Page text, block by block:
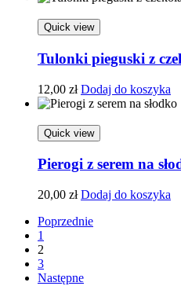
Quick view
Tulonki pieguski z
12,00 zł Dodaj do koszyka
Quick view
Pierogi z serem na
20,00 zł Dodaj do koszyka
Poprzednie
1
2
3
Następne